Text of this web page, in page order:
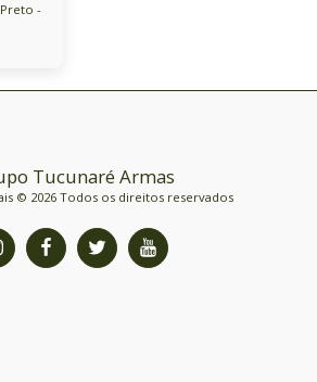
-
Tucunaré Armas
© 2026 Todos os direitos reservados